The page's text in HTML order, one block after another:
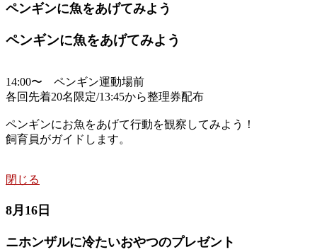
ペンギンに魚をあげてみよう
ペンギンに魚をあげてみよう
14:00〜 ペンギン運動場前
各回先着20名限定/13:45から整理券配布
ペンギンにお魚をあげて行動を観察してみよう！
飼育員がガイドします。
閉じる
8月16日
ニホンザルに冷たいおやつのプレゼント